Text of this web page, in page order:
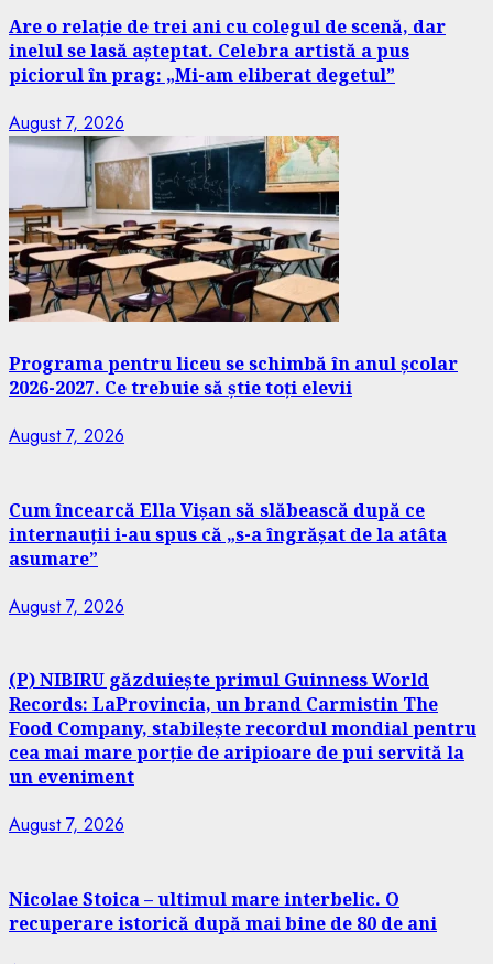
Are o relație de trei ani cu colegul de scenă, dar
inelul se lasă așteptat. Celebra artistă a pus
piciorul în prag: „Mi-am eliberat degetul”
August 7, 2026
Programa pentru liceu se schimbă în anul școlar
2026-2027. Ce trebuie să știe toți elevii
August 7, 2026
Cum încearcă Ella Vișan să slăbească după ce
internauții i-au spus că „s-a îngrășat de la atâta
asumare”
August 7, 2026
(P) NIBIRU găzduiește primul Guinness World
Records: LaProvincia, un brand Carmistin The
Food Company, stabilește recordul mondial pentru
cea mai mare porție de aripioare de pui servită la
un eveniment
August 7, 2026
Nicolae Stoica – ultimul mare interbelic. O
recuperare istorică după mai bine de 80 de ani